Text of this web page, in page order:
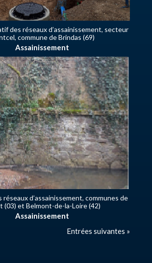
des réseaux d’assainissement, secteur
commune de Brindas (69)
Assainissement
réseaux d’assainissement, communes de
(03) et Belmont-de-la-Loire (42)
Assainissement
Entrées suivantes »